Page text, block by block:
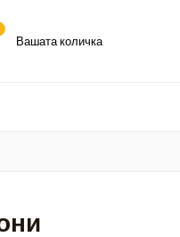
Вашата количка